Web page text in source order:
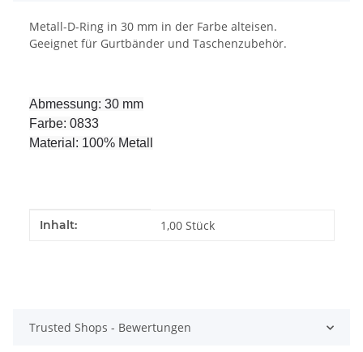
Metall-D-Ring in 30 mm in der Farbe alteisen.
Geeignet für Gurtbänder und Taschenzubehör.
Abmessung: 30 mm
Farbe: 0833
Material: 100% Metall
Produkteigenschaft
Wert
Inhalt: 1,00 Stück
Trusted Shops - Bewertungen